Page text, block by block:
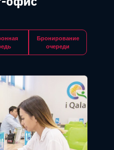
Бронирование
очереди